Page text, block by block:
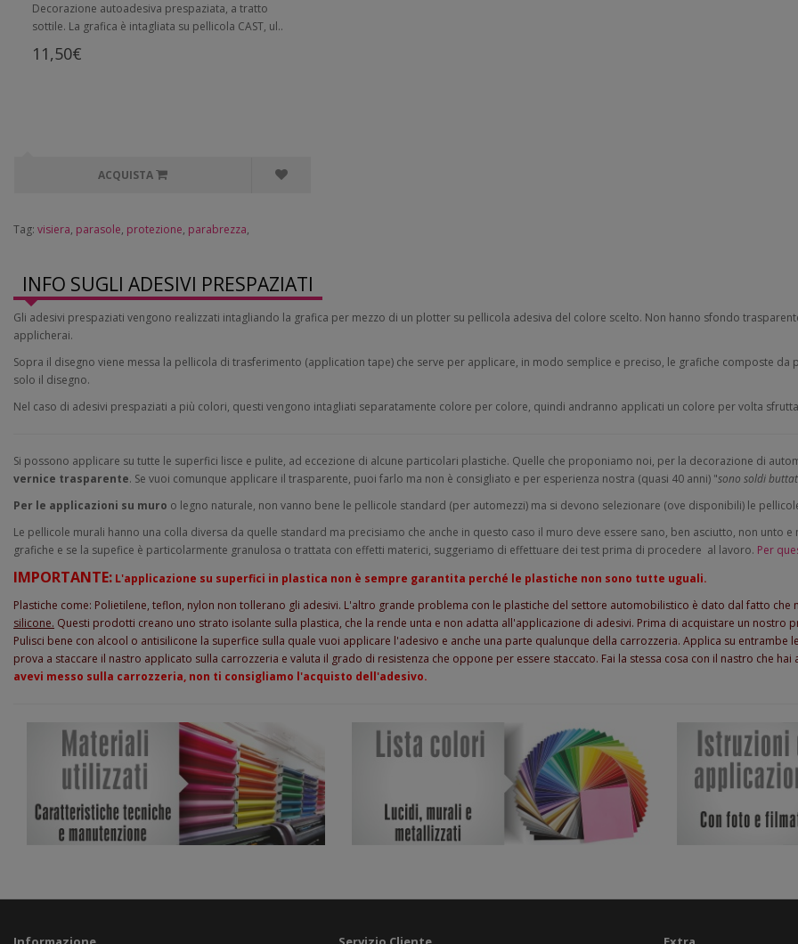
Decorazione autoadesiva prespaziata, a tratto
sottile. La grafica è intagliata su pellicola CAST, ul..
11,50€
ACQUISTA
Tag: visiera, parasole, protezione, parabrezza,
INFO SUGLI ADESIVI PRESPAZIATI
Gli adesivi prespaziati vengono realizzati intagliando la grafica per mezzo di un plotter su pellicola adesiva del colore scelto. Non hanno sfondo
applicherai.
Sopra il disegno viene messa la pellicola di trasferimento (application tape) che serve per applicare, in modo semplice e preciso, le grafiche composte
solo il disegno.
Nel caso di adesivi prespaziati a più colori, questi vengono intagliati separatamente colore per colore, quindi andranno applicati un colore per volta
Si possono applicare su tutte le superfici lisce e pulite, ad eccezione di alcune particolari plastiche. Quelle che proponiamo noi, per la decorazione di
vernice trasparente. Se vuoi comunque applicare il trasparente, puoi farlo ma non è consigliato e per esperienza nostra (quasi 40 anni) "sono soldi
Per le applicazioni su muro o legno naturale, non vanno bene le pellicole standard (per automezzi) ma si devono selezionare (ove disponibili) le
Le pellicole murali hanno una colla diversa da quelle standard ma precisiamo che anche in questo caso il muro deve essere sano, ben asciutto, non
grafiche e se la supefice è particolarmente granulosa o trattata con effetti materici, suggeriamo di effettuare dei test prima di procedere al lavoro. Per
IMPORTANTE: L'applicazione su superfici in plastica non è sempre garantita perché le plastiche non sono tutte uguali.
Plastiche come: Polietilene, teflon, nylon non tollerano gli adesivi. L'altro grande problema con le plastiche del settore automobilistico è dato dal fatto che
silicone. Questi prodotti creano uno strato isolante sulla plastica, che la rende unta e non adatta all'applicazione di adesivi. Prima di acquistare un
Pulisci bene con alcool o antisilicone la superfice sulla quale vuoi applicare l'adesivo e anche una parte qualunque della carrozzeria. Applica su
prova a staccare il nastro applicato sulla carrozzeria e valuta il grado di resistenza che oppone per essere staccato. Fai la stessa cosa con il nastro che hai
avevi messo sulla carrozzeria, non ti consigliamo l'acquisto dell'adesivo.